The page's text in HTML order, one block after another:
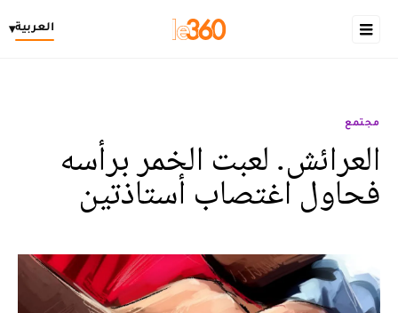
العربية▾
مجتمع
العرائش. لعبت الخمر برأسه
فحاول اغتصاب أستاذتين